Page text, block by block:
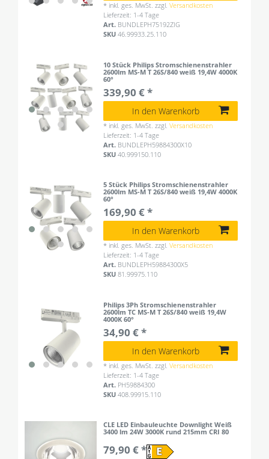
* inkl. ges. MwSt. zzgl.Versandkosten
Lieferzeit: 1-4 Tage
Art. BUNDLEPH75192ZIG
SKU46.99933.25.110
10 Stück Philips Stromschienenstrahler
2600lm MS-M T 26S/840 weiß 19,4W 4000K
60°
339,90 € *
In den Warenkorb
* inkl. ges. MwSt. zzgl.Versandkosten
Lieferzeit: 1-4 Tage
Art. BUNDLEPH59884300X10
SKU40.999150.110
5 Stück Philips Stromschienenstrahler
2600lm MS-M T 26S/840 weiß 19,4W 4000K
60°
169,90 € *
In den Warenkorb
* inkl. ges. MwSt. zzgl.Versandkosten
Lieferzeit: 1-4 Tage
Art. BUNDLEPH59884300X5
SKU81.99975.110
Philips 3Ph Stromschienenstrahler
2600lm TC MS-M T 26S/840 weiß 19,4W
4000K 60°
34,90 € *
In den Warenkorb
* inkl. ges. MwSt. zzgl.Versandkosten
Lieferzeit: 1-4 Tage
Art. PH59884300
SKU408.99915.110
CLE LED Einbauleuchte Downlight Weiß
3400 lm 24W 3000K rund 215mm CRI 80
79,90 € *